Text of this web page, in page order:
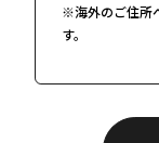
※海外のご住所
す。